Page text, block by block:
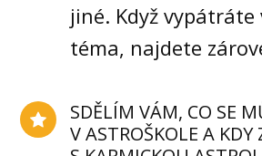
jiné. Když vypátráte
téma, najdete
SDĚLÍM VÁM, CO SE
V ASTROŠKOLE A